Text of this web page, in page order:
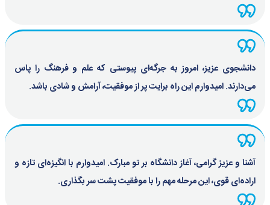
دانشجوی عزیز، امروز به جرگه‌ای پیوستی که علم و فرهنگ را پاس
می‌دارند. امیدوارم این راه برایت پر از موفقیت، آرامش و شادی باشد.
آشنا و عزیز گرامی، آغاز دانشگاه بر تو مبارک. امیدوارم با انگیزه‌ای تازه و
اراده‌ای قوی، این مرحله مهم را با موفقیت پشت سر بگذاری.